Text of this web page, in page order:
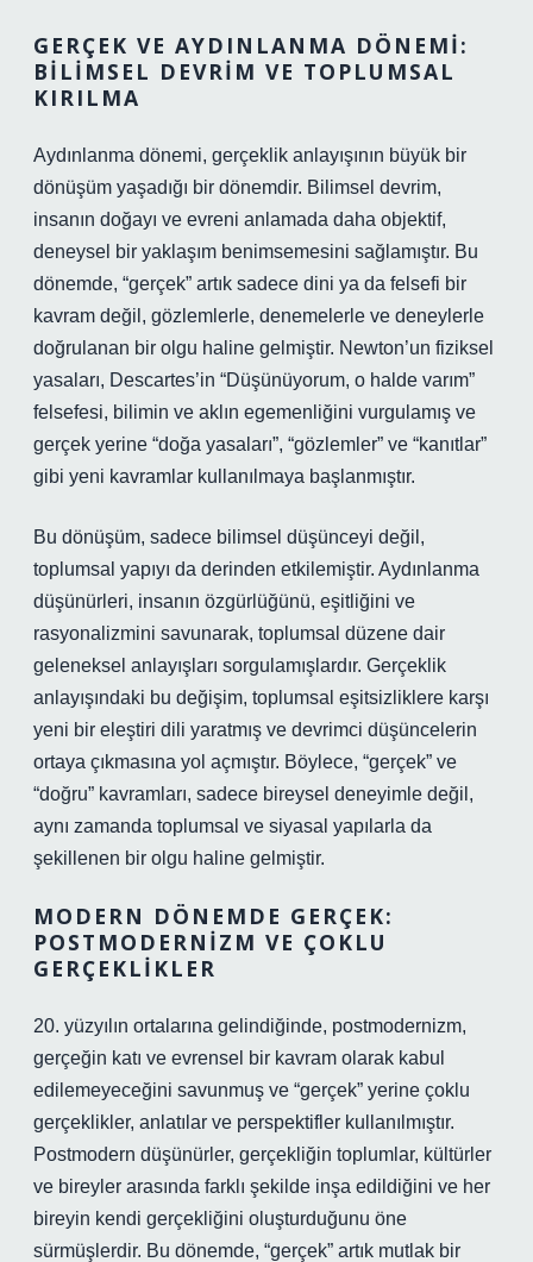
GERÇEK VE AYDINLANMA DÖNEMI:
BILIMSEL DEVRIM VE TOPLUMSAL
KIRILMA
Aydınlanma dönemi, gerçeklik anlayışının büyük bir
dönüşüm yaşadığı bir dönemdir. Bilimsel devrim,
insanın doğayı ve evreni anlamada daha objektif,
deneysel bir yaklaşım benimsemesini sağlamıştır. Bu
dönemde, “gerçek” artık sadece dini ya da felsefi bir
kavram değil, gözlemlerle, denemelerle ve deneylerle
doğrulanan bir olgu haline gelmiştir. Newton’un fiziksel
yasaları, Descartes’in “Düşünüyorum, o halde varım”
felsefesi, bilimin ve aklın egemenliğini vurgulamış ve
gerçek yerine “doğa yasaları”, “gözlemler” ve “kanıtlar”
gibi yeni kavramlar kullanılmaya başlanmıştır.
Bu dönüşüm, sadece bilimsel düşünceyi değil,
toplumsal yapıyı da derinden etkilemiştir. Aydınlanma
düşünürleri, insanın özgürlüğünü, eşitliğini ve
rasyonalizmini savunarak, toplumsal düzene dair
geleneksel anlayışları sorgulamışlardır. Gerçeklik
anlayışındaki bu değişim, toplumsal eşitsizliklere karşı
yeni bir eleştiri dili yaratmış ve devrimci düşüncelerin
ortaya çıkmasına yol açmıştır. Böylece, “gerçek” ve
“doğru” kavramları, sadece bireysel deneyimle değil,
aynı zamanda toplumsal ve siyasal yapılarla da
şekillenen bir olgu haline gelmiştir.
MODERN DÖNEMDE GERÇEK:
POSTMODERNIZM VE ÇOKLU
GERÇEKLIKLER
20. yüzyılın ortalarına gelindiğinde, postmodernizm,
gerçeğin katı ve evrensel bir kavram olarak kabul
edilemeyeceğini savunmuş ve “gerçek” yerine çoklu
gerçeklikler, anlatılar ve perspektifler kullanılmıştır.
Postmodern düşünürler, gerçekliğin toplumlar, kültürler
ve bireyler arasında farklı şekilde inşa edildiğini ve her
bireyin kendi gerçekliğini oluşturduğunu öne
sürmüşlerdir. Bu dönemde, “gerçek” artık mutlak bir